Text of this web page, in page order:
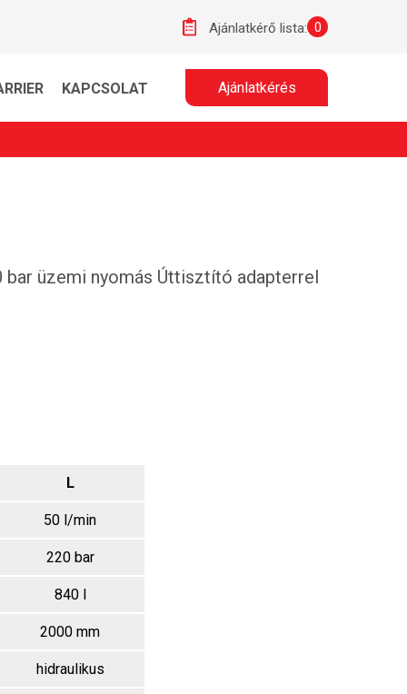
Ajánlatkérő lista: 0
KAPCSOLAT Ajánlatkérés
L
50 l/min
220 bar
840 l
2000 mm
hidraulikus